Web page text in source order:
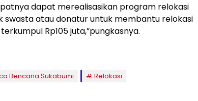
dapat merealisasikan program relokasi
swasta atau donatur untuk membantu relokasi
Rp105 juta,”pungkasnya.
Bencana Sukabumi Relokasi